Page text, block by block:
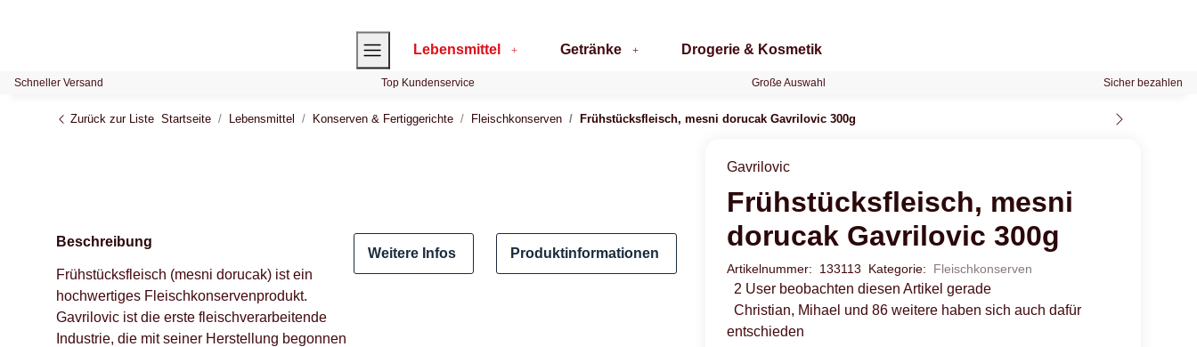
Lebensmittel Getränke Drogerie & Kosmetik
Schneller Versand Top Kundenservice Große Auswahl Sicher bezahlen
Zurück zur Liste Startseite Lebensmittel Konserven & Fertiggerichte Fleischkonserven Frühstücksfleisch, mesni dorucak Gavrilovic 300g
Gavrilovic
Frühstücksfleisch, mesni
dorucak Gavrilovic 300g
Artikelnummer: 133113 Kategorie: Fleischkonserven
2 User beobachten diesen Artikel gerade
Christian, Mihael und 86 weitere haben sich auch dafür
entschieden
Beschreibung
Frühstücksfleisch (mesni dorucak) ist ein
hochwertiges Fleischkonservenprodukt.
Gavrilovic ist die erste fleischverarbeitende
Industrie, die mit seiner Herstellung begonnen
Weitere Infos Produktinformationen